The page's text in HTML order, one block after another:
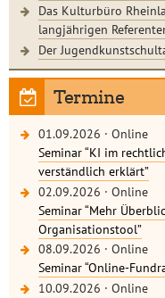
Das Kulturbüro
langjährigen
Der
Termine
01.09.2026 · Online
Seminar “KI im
verständlich erklärt”
02.09.2026 · Online
Seminar “Mehr
Organisationstool”
08.09.2026 · Online
Seminar “Online-
10.09.2026 · Online